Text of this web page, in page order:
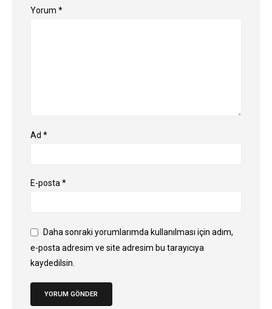
Yorum *
Ad *
E-posta*
Daha sonraki yorumlarımda kullanılması için adım,
e-posta adresim ve site adresim bu tarayıcıya
kaydedilsin.